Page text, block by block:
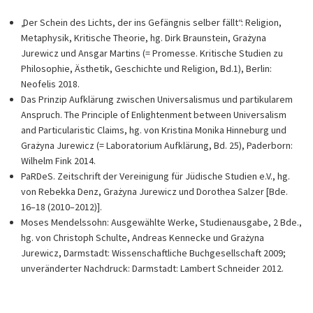
„Der Schein des Lichts, der ins Gefängnis selber fällt“: Religion,
Metaphysik, Kritische Theorie, hg. Dirk Braunstein, Grażyna
Jurewicz und Ansgar Martins (= Promesse. Kritische Studien zu
Philosophie, Ästhetik, Geschichte und Religion, Bd.1), Berlin:
Neofelis 2018.
Das Prinzip Aufklärung zwischen Universalismus und partikularem
Anspruch. The Principle of Enlightenment between Universalism
and Particularistic Claims, hg. von Kristina Monika Hinneburg und
Grażyna Jurewicz (= Laboratorium Aufklärung, Bd. 25), Paderborn:
Wilhelm Fink 2014.
PaRDeS. Zeitschrift der Vereinigung für Jüdische Studien e.V., hg.
von Rebekka Denz, Grażyna Jurewicz und Dorothea Salzer [Bde.
16–18 (2010–2012)].
Moses Mendelssohn: Ausgewählte Werke, Studienausgabe, 2 Bde.,
hg. von Christoph Schulte, Andreas Kennecke und Grażyna
Jurewicz, Darmstadt: Wissenschaftliche Buchgesellschaft 2009;
unveränderter Nachdruck: Darmstadt: Lambert Schneider 2012.